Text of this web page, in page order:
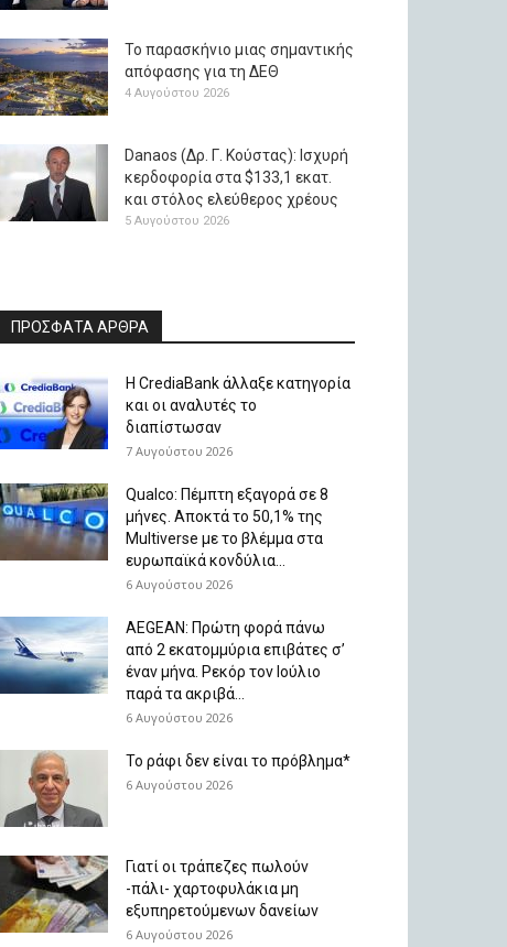
Το παρασκήνιο μιας σημαντικής
απόφασης για τη ΔΕΘ
4 Αυγούστου 2026
Danaos (Δρ. Γ. Κούστας): Ισχυρή
κερδοφορία στα $133,1 εκατ.
και στόλος ελεύθερος χρέους
5 Αυγούστου 2026
ΠΡΟΣΦΑΤΑ ΑΡΘΡΑ
Η CrediaBank άλλαξε κατηγορία
και οι αναλυτές το
διαπίστωσαν
7 Αυγούστου 2026
Qualco: Πέμπτη εξαγορά σε 8
μήνες. Aποκτά το 50,1% της
Multiverse με το βλέμμα στα
ευρωπαϊκά κονδύλια...
6 Αυγούστου 2026
AEGEAN: Πρώτη φορά πάνω
από 2 εκατομμύρια επιβάτες σ’
έναν μήνα. Ρεκόρ τον Ιούλιο
παρά τα ακριβά...
6 Αυγούστου 2026
Το ράφι δεν είναι το πρόβλημα*
6 Αυγούστου 2026
Γιατί οι τράπεζες πωλούν
-πάλι- χαρτοφυλάκια μη
εξυπηρετούμενων δανείων
6 Αυγούστου 2026